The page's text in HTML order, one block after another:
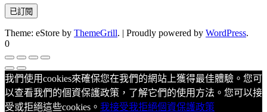
Theme: eStore by ThemeGrill. | Proudly powered by WordPress.
0
我們使用cookies來確保您在我們的網站上獲得最佳體驗。您可
以查看我們的個資保護政策，了解它們的使用方法。您可以接
受或拒絕這些cookies。 我接受我拒絕個資保護政策